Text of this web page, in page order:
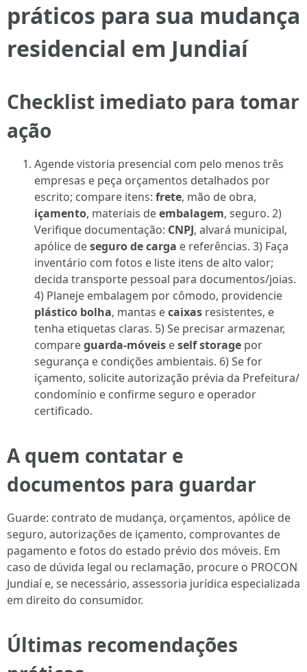
práticos para sua mudança
residencial em Jundiaí
Checklist imediato para tomar
ação
Agende vistoria presencial com pelo menos três
empresas e peça orçamentos detalhados por
escrito; compare itens: frete, mão de obra,
içamento, materiais deembalagem, seguro. 2)
Verifique documentação: CNPJ, alvará municipal,
apólice deseguro de carga e referências. 3) Faça
inventário com fotos e liste itens de alto valor;
decida transporte pessoal para documentos/joias.
4) Planeje embalagem por cômodo, providencie
plástico bolha, mantas ecaixas resistentes, e
tenha etiquetas claras. 5) Se precisar armazenar,
compareguarda-móveis eself storage por
segurança e condições ambientais. 6) Se for
içamento, solicite autorização prévia da Prefeitura/
condomínio e confirme seguro e operador
certificado.
A quem contatar e
documentos para guardar
Guarde: contrato de mudança, orçamentos, apólice de
seguro, autorizações de içamento, comprovantes de
pagamento e fotos do estado prévio dos móveis. Em
caso de dúvida legal ou reclamação, procure o PROCON
Jundiaí e, se necessário, assessoria jurídica especializada
em direito do consumidor.
Últimas recomendações